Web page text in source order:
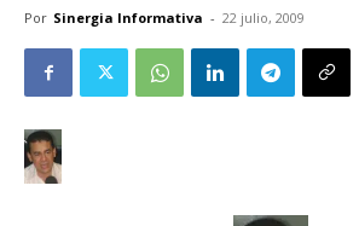
Por Sinergia Informativa - 22 julio, 2009